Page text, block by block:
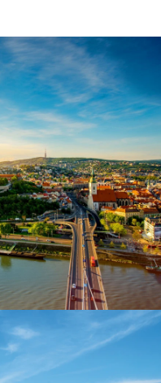
Martinsdom und dem Burghügel